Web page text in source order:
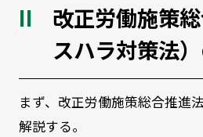
改正労働施策
スハラ対策法
まず、改正労働施策総合推進
解説する。